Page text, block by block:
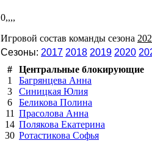
0,,,,
Игровой состав команды сезона
Сезоны: 2017 2018 2019 2020
#
Центральные блокирующие
1
Багрянцева Анна
3
Синицкая Юлия
6
Беликова Полина
11 Прасолова Анна
14 Полякова Екатерина
30 Ротастикова Софья